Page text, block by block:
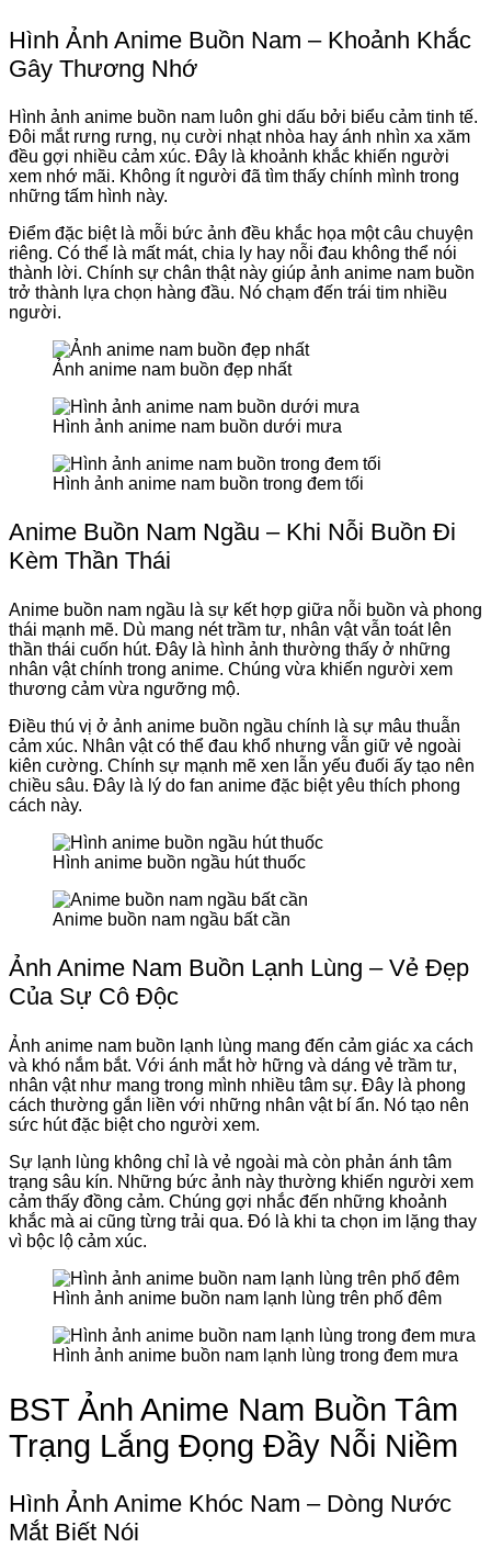
Hình Ảnh Anime Buồn Nam – Khoảnh Khắc
Gây Thương Nhớ
Hình ảnh anime buồn nam luôn ghi dấu bởi biểu cảm tinh tế.
Đôi mắt rưng rưng, nụ cười nhạt nhòa hay ánh nhìn xa xăm
đều gợi nhiều cảm xúc. Đây là khoảnh khắc khiến người
xem nhớ mãi. Không ít người đã tìm thấy chính mình trong
những tấm hình này.
Điểm đặc biệt là mỗi bức ảnh đều khắc họa một câu chuyện
riêng. Có thể là mất mát, chia ly hay nỗi đau không thể nói
thành lời. Chính sự chân thật này giúp ảnh anime nam buồn
trở thành lựa chọn hàng đầu. Nó chạm đến trái tim nhiều
người.
Ảnh anime nam buồn đẹp nhất
Hình ảnh anime nam buồn dưới mưa
Hình ảnh anime nam buồn trong đem tối
Anime Buồn Nam Ngầu – Khi Nỗi Buồn Đi
Kèm Thần Thái
Anime buồn nam ngầu là sự kết hợp giữa nỗi buồn và phong
thái mạnh mẽ. Dù mang nét trầm tư, nhân vật vẫn toát lên
thần thái cuốn hút. Đây là hình ảnh thường thấy ở những
nhân vật chính trong anime. Chúng vừa khiến người xem
thương cảm vừa ngưỡng mộ.
Điều thú vị ở ảnh anime buồn ngầu chính là sự mâu thuẫn
cảm xúc. Nhân vật có thể đau khổ nhưng vẫn giữ vẻ ngoài
kiên cường. Chính sự mạnh mẽ xen lẫn yếu đuối ấy tạo nên
chiều sâu. Đây là lý do fan anime đặc biệt yêu thích phong
cách này.
Hình anime buồn ngầu hút thuốc
Anime buồn nam ngầu bất cần
Ảnh Anime Nam Buồn Lạnh Lùng – Vẻ Đẹp
Của Sự Cô Độc
Ảnh anime nam buồn lạnh lùng mang đến cảm giác xa cách
và khó nắm bắt. Với ánh mắt hờ hững và dáng vẻ trầm tư,
nhân vật như mang trong mình nhiều tâm sự. Đây là phong
cách thường gắn liền với những nhân vật bí ẩn. Nó tạo nên
sức hút đặc biệt cho người xem.
Sự lạnh lùng không chỉ là vẻ ngoài mà còn phản ánh tâm
trạng sâu kín. Những bức ảnh này thường khiến người xem
cảm thấy đồng cảm. Chúng gợi nhắc đến những khoảnh
khắc mà ai cũng từng trải qua. Đó là khi ta chọn im lặng thay
vì bộc lộ cảm xúc.
Hình ảnh anime buồn nam lạnh lùng trên phố đêm
Hình ảnh anime buồn nam lạnh lùng trong đem mưa
BST Ảnh Anime Nam Buồn Tâm
Trạng Lắng Đọng Đầy Nỗi Niềm
Hình Ảnh Anime Khóc Nam – Dòng Nước
Mắt Biết Nói